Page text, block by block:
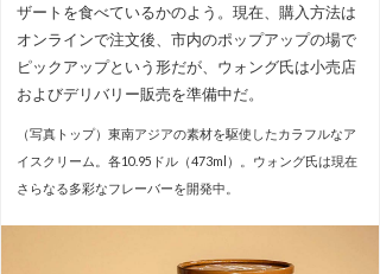
ザートを食べているかのよう。現在、購入方法は
オンラインで注文後、市内のポップアップの場で
ピックアップという形だが、ウォング氏は小売店
およびデリバリー販売を準備中だ。
（写真トップ）東南アジアの素材を駆使したカラフルなア
イスクリーム。各10.95ドル（473ml）。ウォング氏は現在
さらなる多彩なフレーバーを開発中。